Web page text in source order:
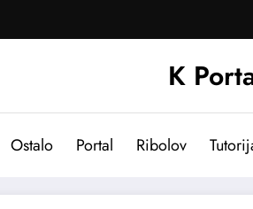
K
Ostalo Portal Ribolov